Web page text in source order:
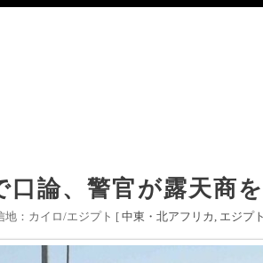
口論、警官が露天商
地：カイロ/エジプト [ 中東・北アフリカ エジプト